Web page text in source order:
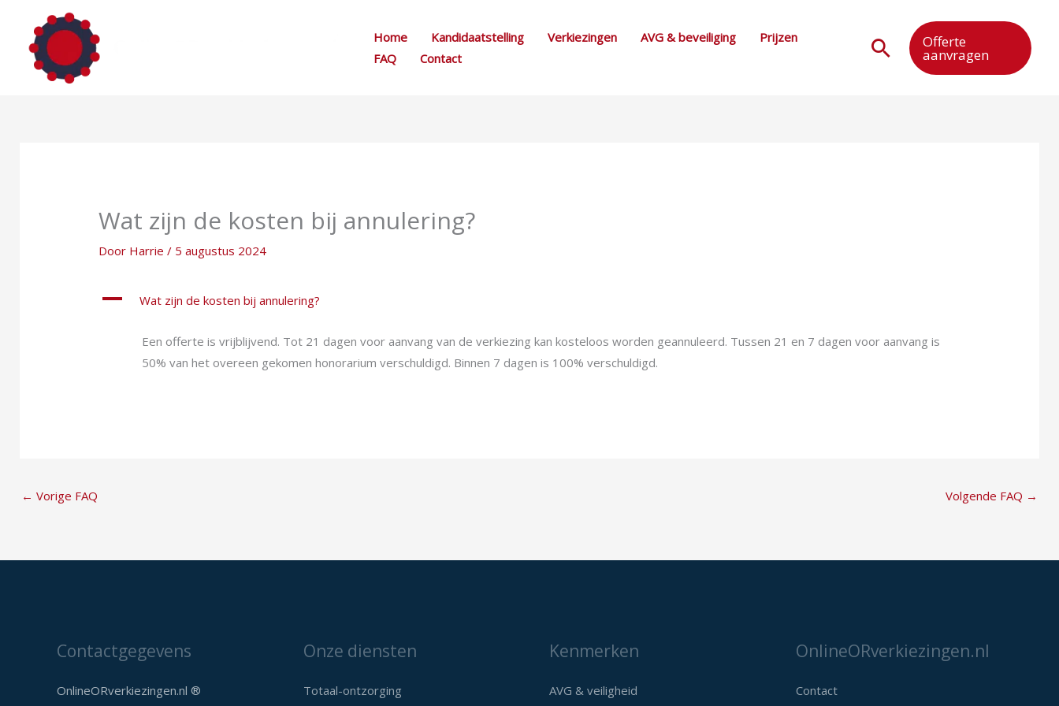
Home Kandidaatstelling Verkiezingen AVG & beveiliging
Prijzen
FAQ
Contact Zoeken
Offerte
aanvragen
Wat zijn de kosten bij annulering?
Door Harrie/ 5 augustus 2024
A Wat zijn de kosten bij annulering?
Een offerte is vrijblijvend. Tot 21 dagen voor aanvang van de verkiezing kan kosteloos worden geannuleerd. Tussen 21 en 7 dagen voor aanvang is
50% van het overeen gekomen honorarium verschuldigd. Binnen 7 dagen is 100% verschuldigd.
← Vorige FAQ Volgende FAQ →
Contactgegevens
OnlineORverkiezingen.nl ®
Onze diensten
Totaal-ontzorging
Kenmerken
AVG & veiligheid
OnlineORverkiezingen.nl
Contact